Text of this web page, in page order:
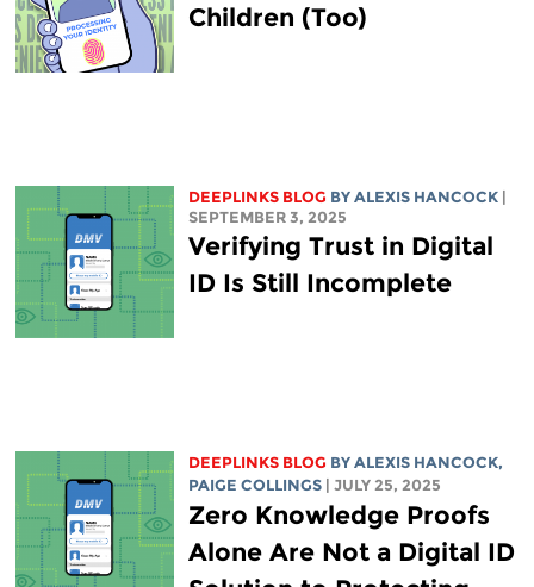
Children (Too)
DEEPLINKS BLOG BY ALEXIS HANCOCK |
SEPTEMBER 3, 2025
Verifying Trust in Digital
ID Is Still Incomplete
DEEPLINKS BLOG BY ALEXIS HANCOCK,
PAIGE COLLINGS | JULY 25, 2025
Zero Knowledge Proofs
Alone Are Not a Digital ID